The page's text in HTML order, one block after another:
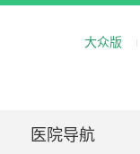
大众版
医院导航